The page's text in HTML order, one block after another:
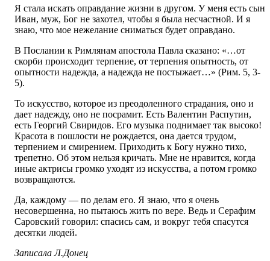
Я стала искать оправдание жизни в другом. У меня есть сын
Иван, муж, Бог не захотел, чтобы я была несчастной. И я
знаю, что мое нежелание сниматься будет оправдано.
В Послании к Римлянам апостола Павла сказано: «…от
скорби происходит терпение, от терпения опытность, от
опытности надежда, а надежда не постыжает…» (Рим. 5, 3-
5).
То искусство, которое из преодоленного страдания, оно и
дает надежду, оно не посрамит. Есть Валентин Распутин,
есть Георгий Свиридов. Его музыка поднимает так высоко!
Красота в пошлости не рождается, она дается трудом,
терпением и смирением. Приходить к Богу нужно тихо,
трепетно. Об этом нельзя кричать. Мне не нравится, когда
иные актрисы громко уходят из искусства, а потом громко
возвращаются.
Да, каждому — по делам его. Я знаю, что я очень
несовершенна, но пытаюсь жить по вере. Ведь и Серафим
Саровский говорил: спасись сам, и вокруг тебя спасутся
десятки людей.
Записала Л.Донец